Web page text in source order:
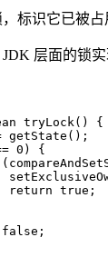
标识它已被占
JDK 层面的锁
tryLock ()
{
getState();
0 ) {
return true ;
false ;